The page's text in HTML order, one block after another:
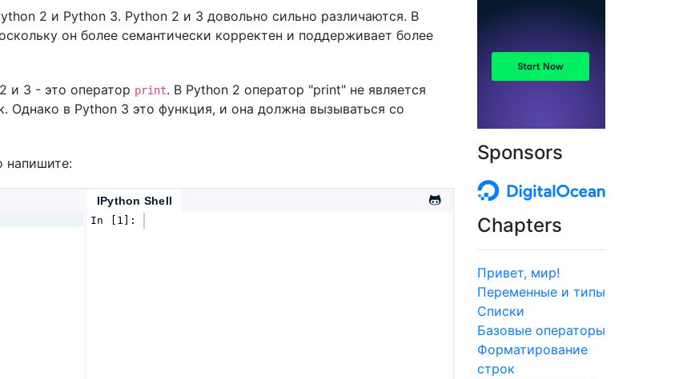
2 и Python 3. Python 2 и 3 довольно сильно различаются. В
он более семантически корректен и поддерживает более
и 3 - это оператор print. В Python 2 оператор "print" не является
Однако в Python 3 это функция, и она должна вызываться со
напишите:
IPython Shell
In [1]:
Sponsors
Chapters
Привет, мир!
Переменные и типы
Списки
Базовые операторы
Форматирование
строк